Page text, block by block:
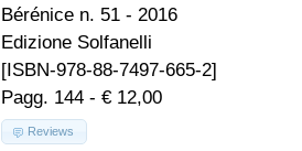
Bérénice n. 51 - 2016
Edizione Solfanelli
[ISBN-978-88-7497-665-2]
Pagg. 144 - € 12,00
Reviews